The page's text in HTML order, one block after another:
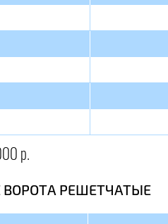
р.
РЕШЕТЧАТЫЕ